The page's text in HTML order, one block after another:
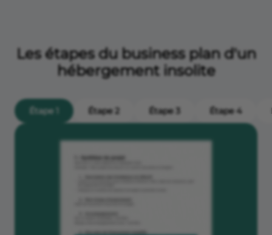
Les étapes du business plan d'un
hébergement insolite
Étape 1 Étape 2 Étape 3 Étape 4